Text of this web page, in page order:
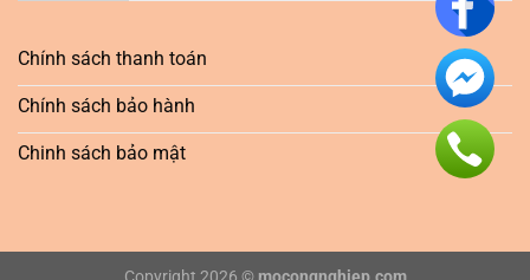
Chính sách thanh toán
Chính sách bảo hành
Chinh sách bảo mật